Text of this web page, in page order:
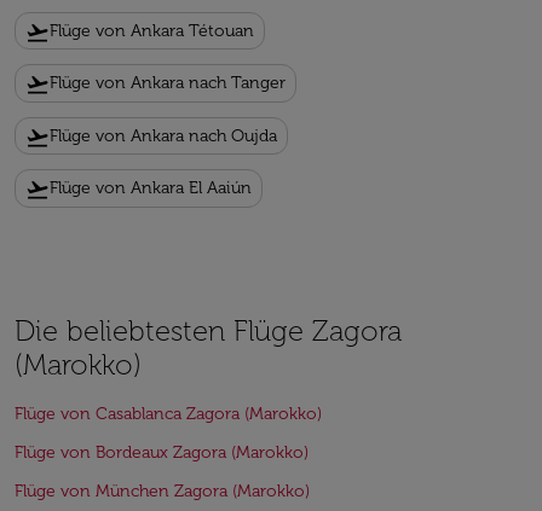
flight_takeoffFlüge von Ankara Tétouan
flight_takeoffFlüge von Ankara nach Tanger
flight_takeoffFlüge von Ankara nach Oujda
flight_takeoffFlüge von Ankara El Aaiún
Die beliebtesten Flüge Zagora
(Marokko)
Flüge von Casablanca Zagora (Marokko)
Flüge von Bordeaux Zagora (Marokko)
Flüge von München Zagora (Marokko)